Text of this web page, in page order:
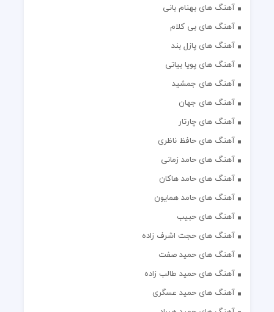
آهنگ های بهنام بانی
آهنگ های بی کلام
آهنگ های پازل بند
آهنگ های پویا بیاتی
آهنگ های جمشید
آهنگ های جهان
آهنگ های چارتار
آهنگ های حافظ ناظری
آهنگ های حامد زمانی
آهنگ های حامد هاکان
آهنگ های حامد همایون
آهنگ های حبیب
آهنگ های حجت اشرف زاده
آهنگ های حمید صفت
آهنگ های حمید طالب زاده
آهنگ های حمید عسگری